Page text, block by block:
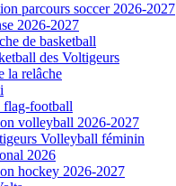
parcours soccer 2026-2027
2026-2027
de basketball
des Voltigeurs
la relâche
flag-football
volleyball 2026-2027
Volleyball féminin
2026
hockey 2026-2027